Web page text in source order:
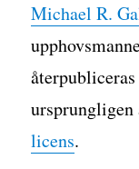
Michael R.
licens.